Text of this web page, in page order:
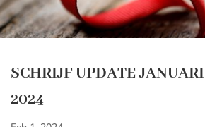
SCHRIJF UPDATE JANUARI
2024